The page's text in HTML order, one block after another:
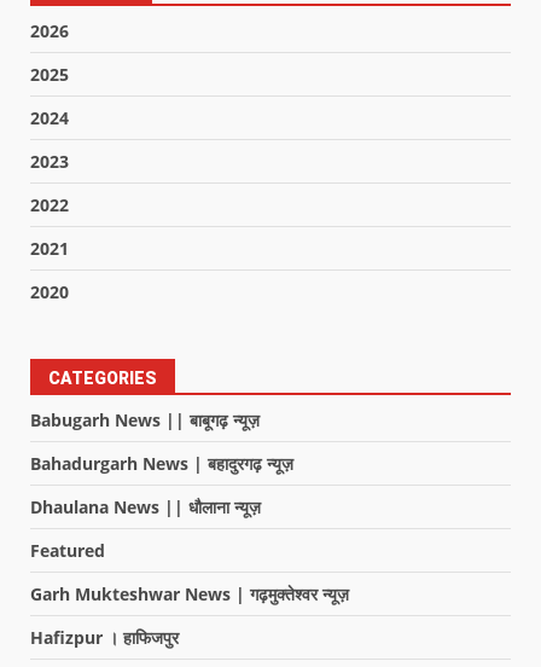
2026
2025
2024
2023
2022
2021
2020
CATEGORIES
Babugarh News || बाबूगढ़ न्यूज़
Bahadurgarh News | बहादुरगढ़ न्यूज़
Dhaulana News || धौलाना न्यूज़
Featured
Garh Mukteshwar News | गढ़मुक्तेश्वर न्यूज़
Hafizpur । हाफिजपुर